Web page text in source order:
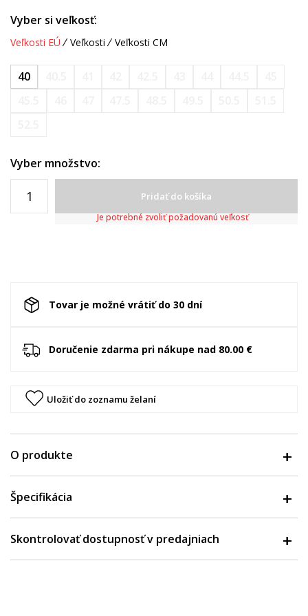
Vyber si veľkosť:
Veľkosti EÚ Veľkosti Veľkosti CM
40
Vyber množstvo:
Pridať do košíka
Je potrebné zvoliť požadovanú veľkosť
Tovar je možné vrátiť do 30 dní
Doručenie zdarma pri nákupe nad 80.00 €
Uložiť do zoznamu želaní
O produkte
Špecifikácia
Skontrolovať dostupnosť v predajniach